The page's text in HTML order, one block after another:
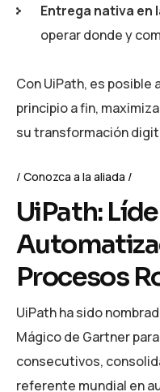
Entrega nativa en
operar donde y
Con UiPath, es
principio a fin,
su transformación
Conozca a la aliada
UiPath:
Procesos
UiPath ha sido
Mágico de Gartner
consecutivos,
referente mundial en